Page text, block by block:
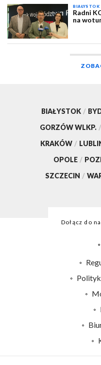
BIAŁYSTOK
Radni
na
BIAŁYSTOK /
GORZÓW WLKP. /
KRAKÓW /
OPOLE /
SZCZECIN /
Dołącz do
Centrum informacji TVP
Naziemna Telewizja
System NOS